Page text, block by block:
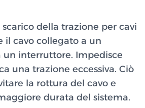
della trazione per cavi
il cavo collegato a un
un interruttore. Impedisce
una trazione eccessiva. Ciò
la rottura del cavo e
durata del sistema.